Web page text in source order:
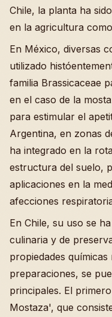
Chile, la planta ha
en la agricultura
En México, diversas
utilizado
familia Brassicaceae
en el caso de la
para estimular el
Argentina, en zonas
ha integrado en la
estructura del suelo,
aplicaciones en la
afecciones
En Chile, su uso se
culinaria y de
propiedades
preparaciones, se
principales. El
Mostaza', que